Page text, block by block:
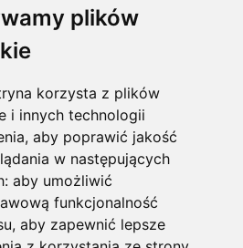
plików
korzysta z plików
i innych technologii
aby poprawić jakość
w następujących
aby umożliwić
funkcjonalność
, aby zapewnić lepsze
z o.o.
Ptaki Inne zwierzęta